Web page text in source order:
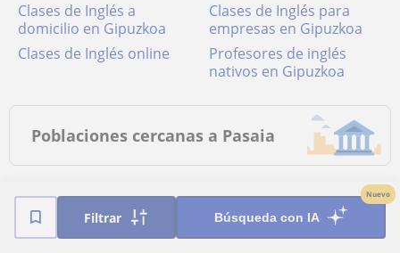
Filtrar Búsqueda con IA
Nuevo
Clases de Inglés a
domicilio en Gipuzkoa
Clases de Inglés para
empresas en Gipuzkoa
Clases de Inglés online
Profesores de inglés
nativos en Gipuzkoa
Poblaciones cercanas a Pasaia
Clases de Inglés en
Astigarraga
Clases de Inglés en
Donostia-san Sebastián